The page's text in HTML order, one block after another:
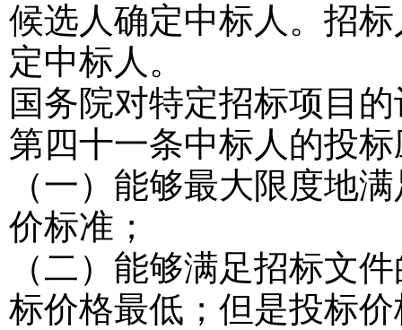
候选人确定中标人。招
定中标人。
国务院对特定招标项目
第四十一条中标人的投
（一）能够最大限度地
价标准；
（二）能够满足招标文
标价格最低；但是投标